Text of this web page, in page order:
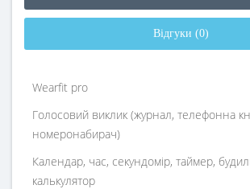
Відгуки (0)
Wearfit pro
Голосовий виклик (журнал, телефонна
номеронабирач)
Календар, час, секундомір, таймер,
калькулятор